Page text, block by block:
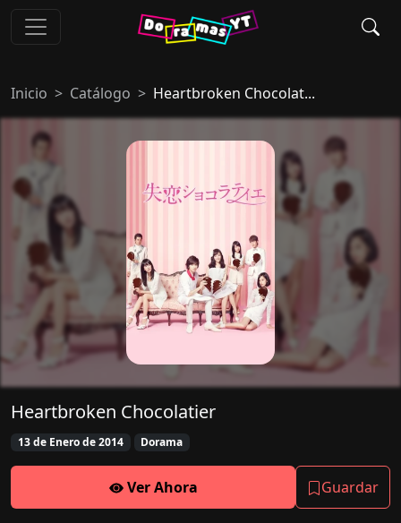
Inicio Catálogo Heartbroken Chocolat...
Heartbroken Chocolatier
13 de Enero de 2014 Dorama
Ver Ahora Guardar